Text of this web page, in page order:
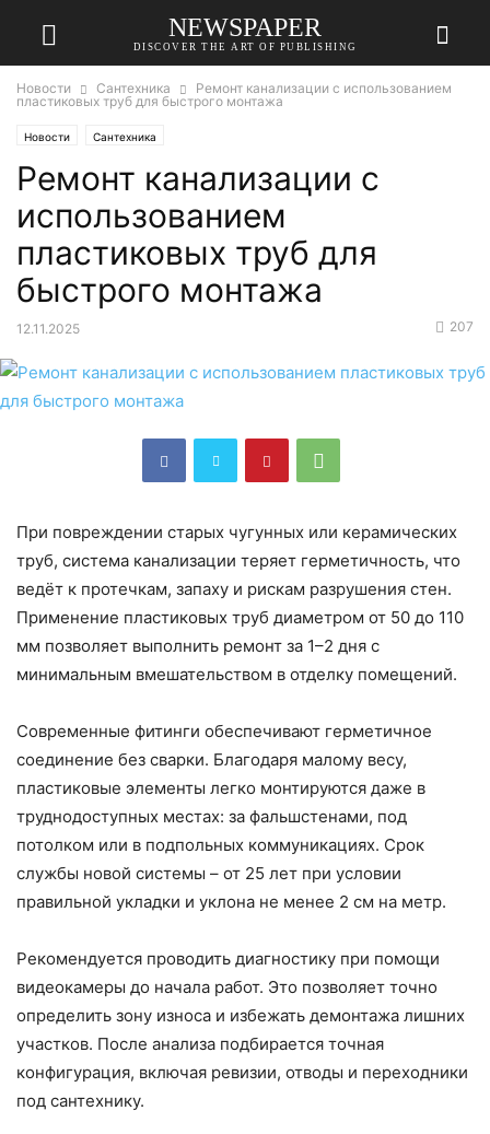
NEWSPAPER
DISCOVER THE ART OF PUBLISHING
Новости Сантехника
Ремонт канализации с использованием
пластиковых труб для быстрого монтажа
Новости Сантехника
Ремонт канализации с
использованием
пластиковых труб для
быстрого монтажа
12.11.2025 207
При повреждении старых чугунных или керамических
труб, система канализации теряет герметичность, что
ведёт к протечкам, запаху и рискам разрушения стен.
Применение пластиковых труб диаметром от 50 до 110
мм позволяет выполнить ремонт за 1–2 дня с
минимальным вмешательством в отделку помещений.
Современные фитинги обеспечивают герметичное
соединение без сварки. Благодаря малому весу,
пластиковые элементы легко монтируются даже в
труднодоступных местах: за фальшстенами, под
потолком или в подпольных коммуникациях. Срок
службы новой системы – от 25 лет при условии
правильной укладки и уклона не менее 2 см на метр.
Рекомендуется проводить диагностику при помощи
видеокамеры до начала работ. Это позволяет точно
определить зону износа и избежать демонтажа лишних
участков. После анализа подбирается точная
конфигурация, включая ревизии, отводы и переходники
под сантехнику.